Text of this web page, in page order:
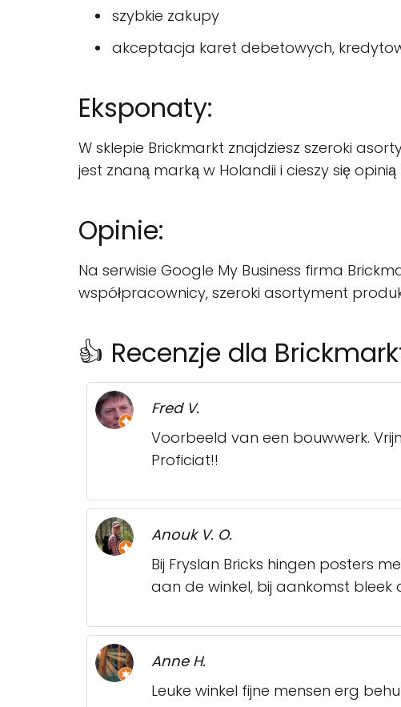
szybkie zakupy
akceptacja karet debetowych,
Eksponaty:
W sklepie Brickmarkt znajdziesz szeroki
jest znaną marką w Holandii i cieszy się opinią
Opinie:
Na serwisie Google My Business firma
współpracownicy, szeroki asortyment
👍 Recenzje dla
Fred V.
Voorbeeld van een bouwwerk.
Proficiat!!
Anouk V. O.
Bij Fryslan Bricks hingen posters
aan de winkel, bij aankomst bleek
Anne H.
Leuke winkel fijne mensen erg